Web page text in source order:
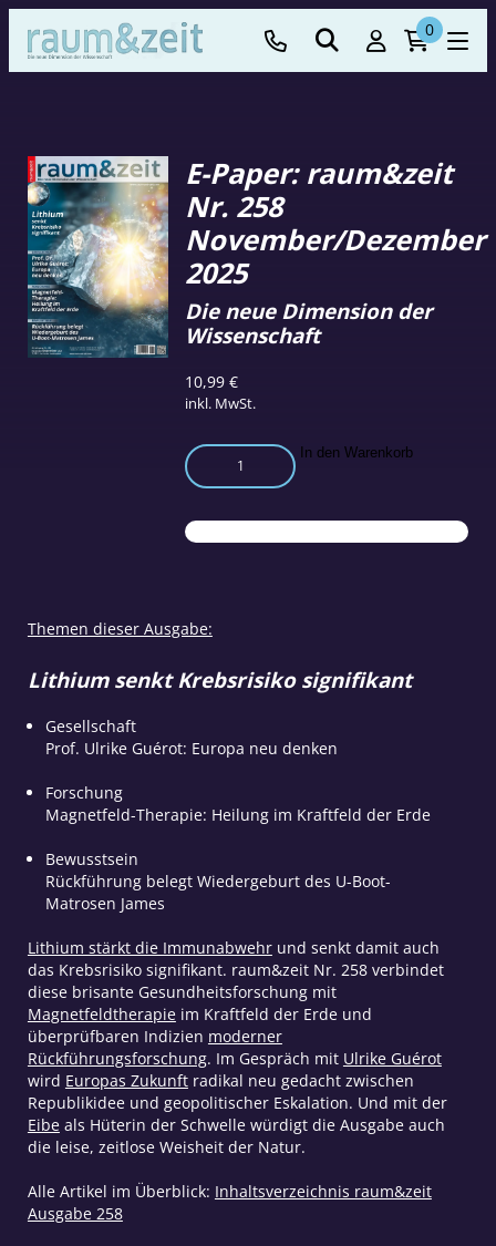
0
E-Paper: raum&zeit
Nr. 258
November/Dezember
2025
10,99€
inkl. MwSt.
Die neue Dimension der
Wissenschaft
E-
Paper:
Nr.
258
In den Warenkorb
Themen dieser Ausgabe:
Lithium senkt Krebsrisiko signifikant
Gesellschaft
Prof. Ulrike Guérot: Europa neu denken
Forschung
Magnetfeld-Therapie: Heilung im Kraftfeld der Erde
Bewusstsein
Rückführung belegt Wiedergeburt des U-Boot-
Matrosen James
Lithium stärkt die Immunabwehrund senkt damit auch
das Krebsrisiko signifikant. raum&zeit Nr. 258 verbindet
diese brisante Gesundheitsforschung mit
Magnetfeldtherapieim Kraftfeld der Erde und
überprüfbaren Indizien moderner
Rückführungsforschung. Im Gespräch mit Ulrike Guérot
wird Europas Zukunftradikal neu gedacht zwischen
Republikidee und geopolitischer Eskalation. Und mit der
Eibeals Hüterin der Schwelle würdigt die Ausgabe auch
die leise, zeitlose Weisheit der Natur.
Alle Artikel im Überblick: Inhaltsverzeichnis raum&zeit
Ausgabe 258